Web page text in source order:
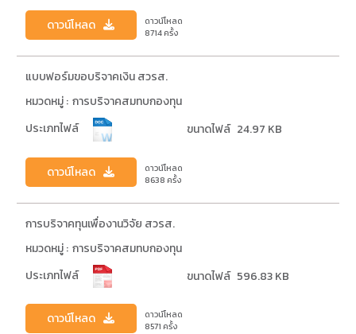
ดาวน์โหลด
ดาวน์โหลด
8714ครั้ง
แบบฟอร์มขอบริจาคเงิน สวรส.
หมวดหมู่ : การบริจาคสมทบกองทุน
ประเภทไฟล์
ขนาดไฟล์ 24.97 KB
ดาวน์โหลด
ดาวน์โหลด
8638ครั้ง
การบริจาคทุนเพื่องานวิจัย สวรส.
หมวดหมู่ : การบริจาคสมทบกองทุน
ประเภทไฟล์
ขนาดไฟล์ 596.83 KB
ดาวน์โหลด
ดาวน์โหลด
8571ครั้ง